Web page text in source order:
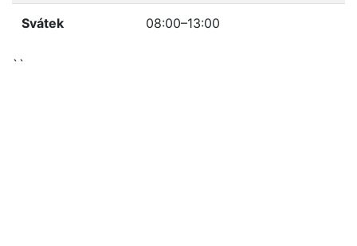
Svátek 08:00–13:00
``